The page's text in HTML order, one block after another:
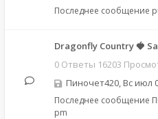
Последнее сообщение
Dragonfly Country 🍓
0 Ответы 16203
Пиночет420, Вс июл
Последнее сообщение
pm